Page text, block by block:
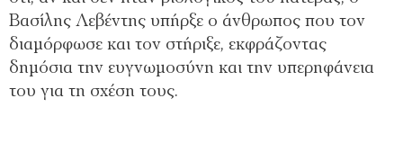
Βασίλης Λεβέντης υπήρξε ο άνθρωπος που τον
διαμόρφωσε και τον στήριξε, εκφράζοντας
δημόσια την ευγνωμοσύνη και την υπερηφάνεια
του για τη σχέση τους.